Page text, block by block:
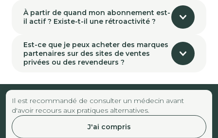
À partir de quand mon abonnement est-
il actif ? Existe-t-il une rétroactivité ?
Est-ce que je peux acheter des marques
partenaires sur des sites de ventes
privées ou des revendeurs ?
Il est recommandé de consulter un médecin avant
d'avoir recours aux pratiques alternatives.
J'ai compris